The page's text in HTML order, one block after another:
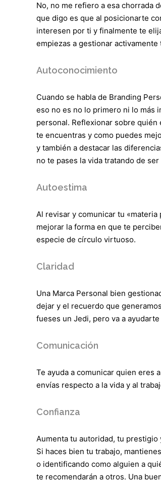
No, no me refiero a esa chorrada
que digo es que al posicionarte
interesen por ti y finalmente te
empiezas a gestionar
Autoconocimiento
Cuando se habla de Branding
eso no es no lo primero ni lo más
personal. Reflexionar sobre
te encuentras y como puedes
y también a destacar las
no te pases la vida tratando de
Autoestima
Al revisar y comunicar tu
mejorar la forma en que te
especie de círculo virtuoso.
Claridad
Una Marca Personal bien
dejar y el recuerdo que
fueses un Jedi, pero va a
Comunicación
Te ayuda a comunicar quien eres
envías respecto a la vida y al
Confianza
Aumenta tu autoridad, tu
Si haces bien tu trabajo,
o identificando como alguien a
te recomendarán a otros. Una